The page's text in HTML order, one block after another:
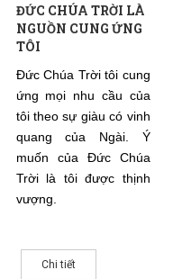
ĐỨC CHÚA TRỜI LÀ
NGUỒN CUNG ỨNG
TÔI
Đức Chúa Trời tôi cung
ứng mọi nhu cầu của
tôi theo sự giàu có vinh
quang của Ngài. Ý
muốn của Đức Chúa
Trời là tôi được thịnh
vượng.
Chi tiết